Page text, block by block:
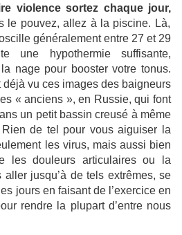
violence sortez chaque jour,
le pouvez, allez à la piscine. Là,
généralement entre 27 et 29
une hypothermie suffisante,
nage pour booster votre tonus.
vu ces images des baigneurs
« anciens », en Russie, qui font
un petit bassin creusé à même
de tel pour vous aiguiser la
les virus, mais aussi bien
les douleurs articulaires ou la
jusqu’à de tels extrêmes, se
jours en faisant de l’exercice en
rendre la plupart d’entre nous